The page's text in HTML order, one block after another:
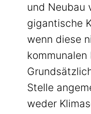
und Neubau
gigantische
wenn diese
Stelle
weder